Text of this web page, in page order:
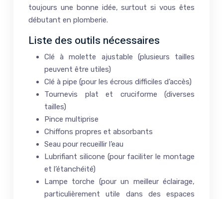
toujours une bonne idée, surtout si vous êtes
débutant en plomberie.
Liste des outils nécessaires
Clé à molette ajustable (plusieurs tailles
peuvent être utiles)
Clé à pipe (pour les écrous difficiles d’accès)
Tournevis plat et cruciforme (diverses
tailles)
Pince multiprise
Chiffons propres et absorbants
Seau pour recueillir l’eau
Lubrifiant silicone (pour faciliter le montage
et l’étanchéité)
Lampe torche (pour un meilleur éclairage,
particulièrement utile dans des espaces